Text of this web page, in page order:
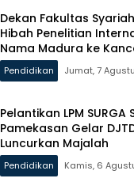
Dekan Fakultas
Hibah Penelitian
Nama Madura ke
Pendidikan Jumat, 7
Pelantikan LPM SURGA
Pamekasan Gelar
Luncurkan Majalah
Pendidikan Kamis, 6